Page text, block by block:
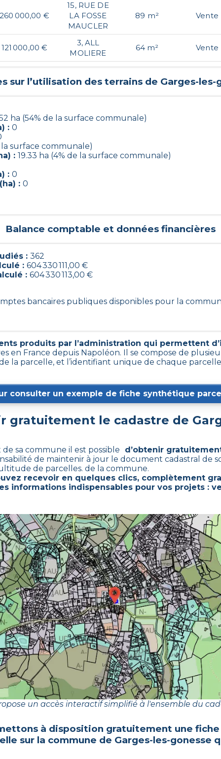
260 000,00 €
15, RUE DE
LA FOSSE
MAUCLER
89 m² Vente
121 000,00 €
3, ALL
MOLIERE
64 m² Vente
sur l’utilisation des terrains de Garges-les-
ha (54% de la surface communale)
: 0
la surface communale)
: 19.33 ha (4% de la surface communale)
: 0
: 0
Balance comptable et données financières
: 362
: 604 330 111,00 €
: 604 330 113,00 €
bancaires publiques disponibles pour la
produits par l’administration qui permettent
en France depuis Napoléon. Il se compose de
la parcelle, et l’identifiant unique de chaque
consulter un exemple de fiche synthétique
gratuitement le cadastre de
de sa commune il est possible d’obtenir
de maintenir à jour le document cadastral de
de parcelles. de la commune.
recevoir en quelques clics, complètement
informations indispensables pour vos projets :
un accès interactif simplifié à l'ensemble du
à disposition gratuitement une
sur la commune de Garges-les-gonesse